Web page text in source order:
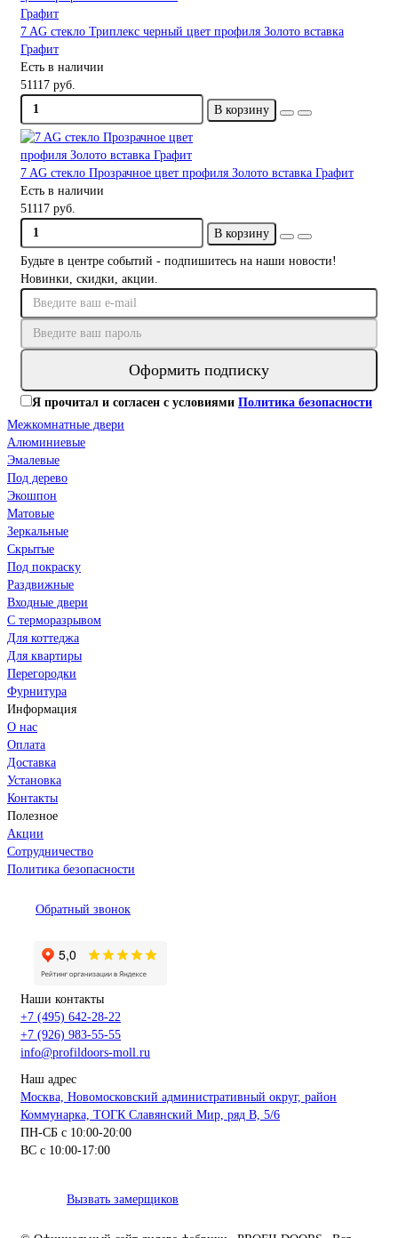
7 AG стекло Триплекс черный цвет профиля Золото вставка
Графит
Есть в наличии
51117 руб.
В корзину
7 AG стекло Прозрачное цвет профиля Золото вставка Графит
Есть в наличии
51117 руб.
В корзину
Будьте в центре событий - подпишитесь на наши новости!
Новинки, скидки, акции.
Оформить подписку
Я прочитал и согласен с условиями Политика безопасности
Межкомнатные двери
Алюминиевые
Эмалевые
Под дерево
Экошпон
Матовые
Зеркальные
Скрытые
Под покраску
Раздвижные
Входные двери
С терморазрывом
Для коттеджа
Для квартиры
Перегородки
Фурнитура
Информация
О нас
Оплата
Доставка
Установка
Контакты
Полезное
Акции
Сотрудничество
Политика безопасности
Обратный звонок
Наши контакты
+7 (495) 642-28-22
+7 (926) 983-55-55
info@profildoors-moll.ru
Наш адрес
Москва, Новомосковский административный округ, район
Коммунарка, ТОГК Славянский Мир, ряд В, 5/6
ПН-СБ с 10:00-20:00
ВС с 10:00-17:00
Вызвать замерщиков